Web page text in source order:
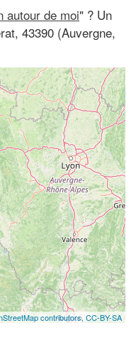
autour de moi" ? Un
43390 (Auvergne,
contributors, CC-BY-SA